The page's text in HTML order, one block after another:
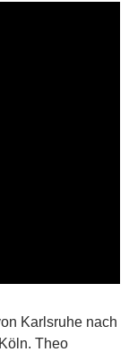
Karlsruhe nach
Theo